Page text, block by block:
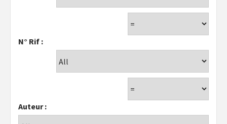
N° Rif :
Auteur :